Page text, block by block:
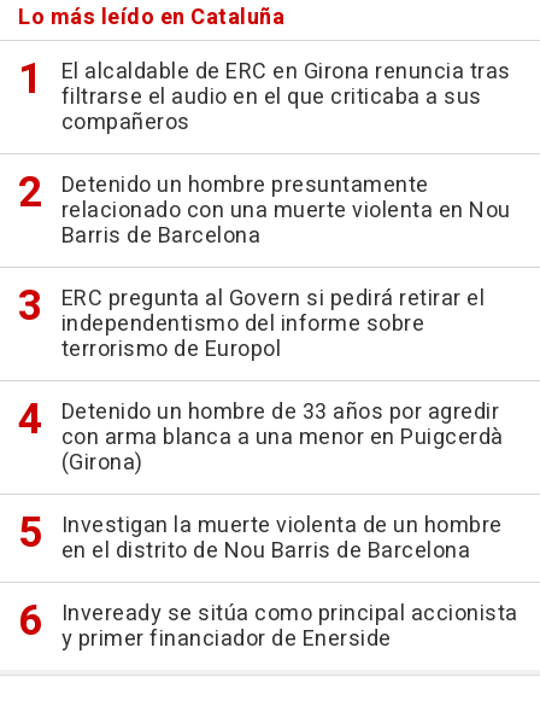
Lo más leído en Cataluña
El alcaldable de ERC en Girona renuncia tras
filtrarse el audio en el que criticaba a sus
compañeros
Detenido un hombre presuntamente
relacionado con una muerte violenta en Nou
Barris de Barcelona
ERC pregunta al Govern si pedirá retirar el
independentismo del informe sobre
terrorismo de Europol
Detenido un hombre de 33 años por agredir
con arma blanca a una menor en Puigcerdà
(Girona)
Investigan la muerte violenta de un hombre
en el distrito de Nou Barris de Barcelona
Inveready se sitúa como principal accionista
y primer financiador de Enerside